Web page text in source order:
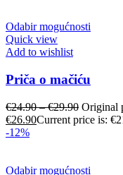
Odabir mogućnosti
Quick view
Add to wishlist
Priča o mačiću
€24.90–€29.90 Original
€26.90Current price is:
-12%
Odabir mogućnosti